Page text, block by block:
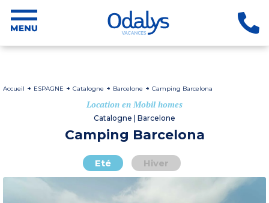
Accueil ESPAGNE Catalogne Barcelone Camping Barcelona
Location en Mobil homes
Catalogne | Barcelone
Camping Barcelona
Eté Hiver